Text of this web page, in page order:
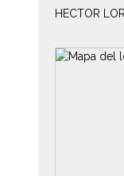
HECTOR